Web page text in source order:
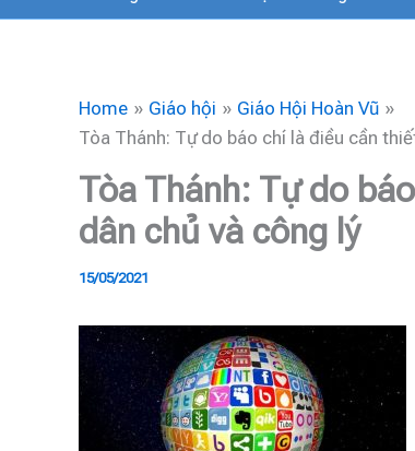
Home Giáo hội
Giáo Hội Hoàn Vũ
Tòa Thánh: Tự do báo chí là điều cần
Tòa Thánh: Tự do
dân chủ và công lý
15/05/2021